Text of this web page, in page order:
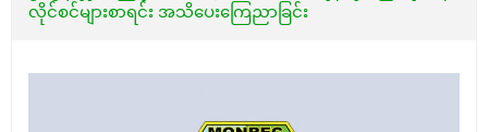
လိုင်စင်များစာရင်း အသိပေးကြေညာခြင်း